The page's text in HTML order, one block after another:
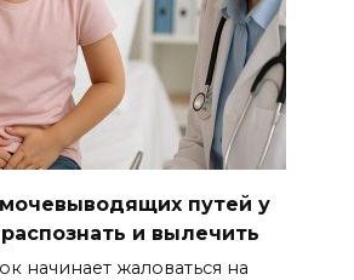
путей у
и вылечить
начинает жаловаться на